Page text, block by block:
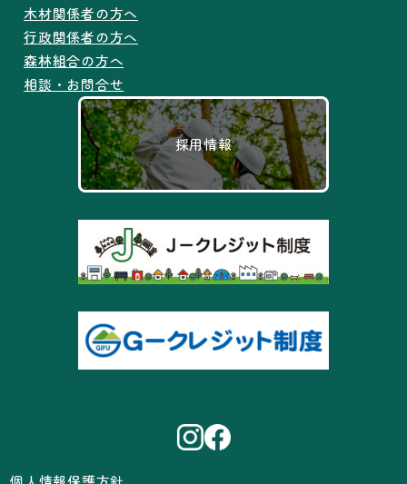
木材関係者の方へ
行政関係者の方へ
森林組合の方へ
相談・お問合せ
採用情報